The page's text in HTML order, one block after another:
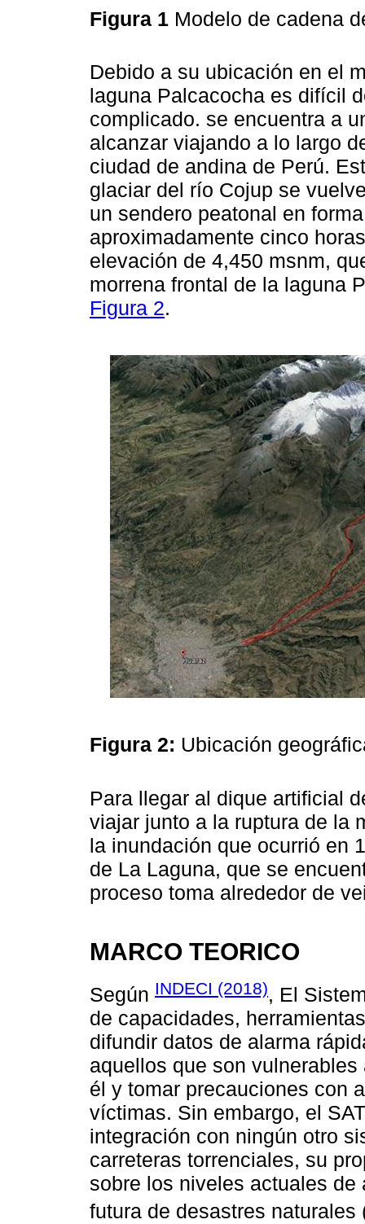
Figura 1 Modelo de cadena
Debido a su ubicación en el
laguna Palcacocha es difícil
complicado. se encuentra a
alcanzar viajando a lo largo
ciudad de andina de Perú.
glaciar del río Cojup se
un sendero peatonal en
aproximadamente cinco
elevación de 4,450 msnm,
morrena frontal de la laguna
Figura 2.
Figura 2: Ubicación
Para llegar al dique artificial
viajar junto a la ruptura de la
la inundación que ocurrió en
de La Laguna, que se
proceso toma alrededor de
MARCO TEORICO
Según INDECI (2018), El
de capacidades,
difundir datos de alarma
aquellos que son
él y tomar precauciones con
víctimas. Sin embargo, el
integración con ningún otro
carreteras torrenciales, su
sobre los niveles actuales
futura de desastres naturales